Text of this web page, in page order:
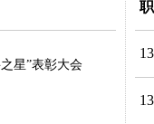
星”表彰大会